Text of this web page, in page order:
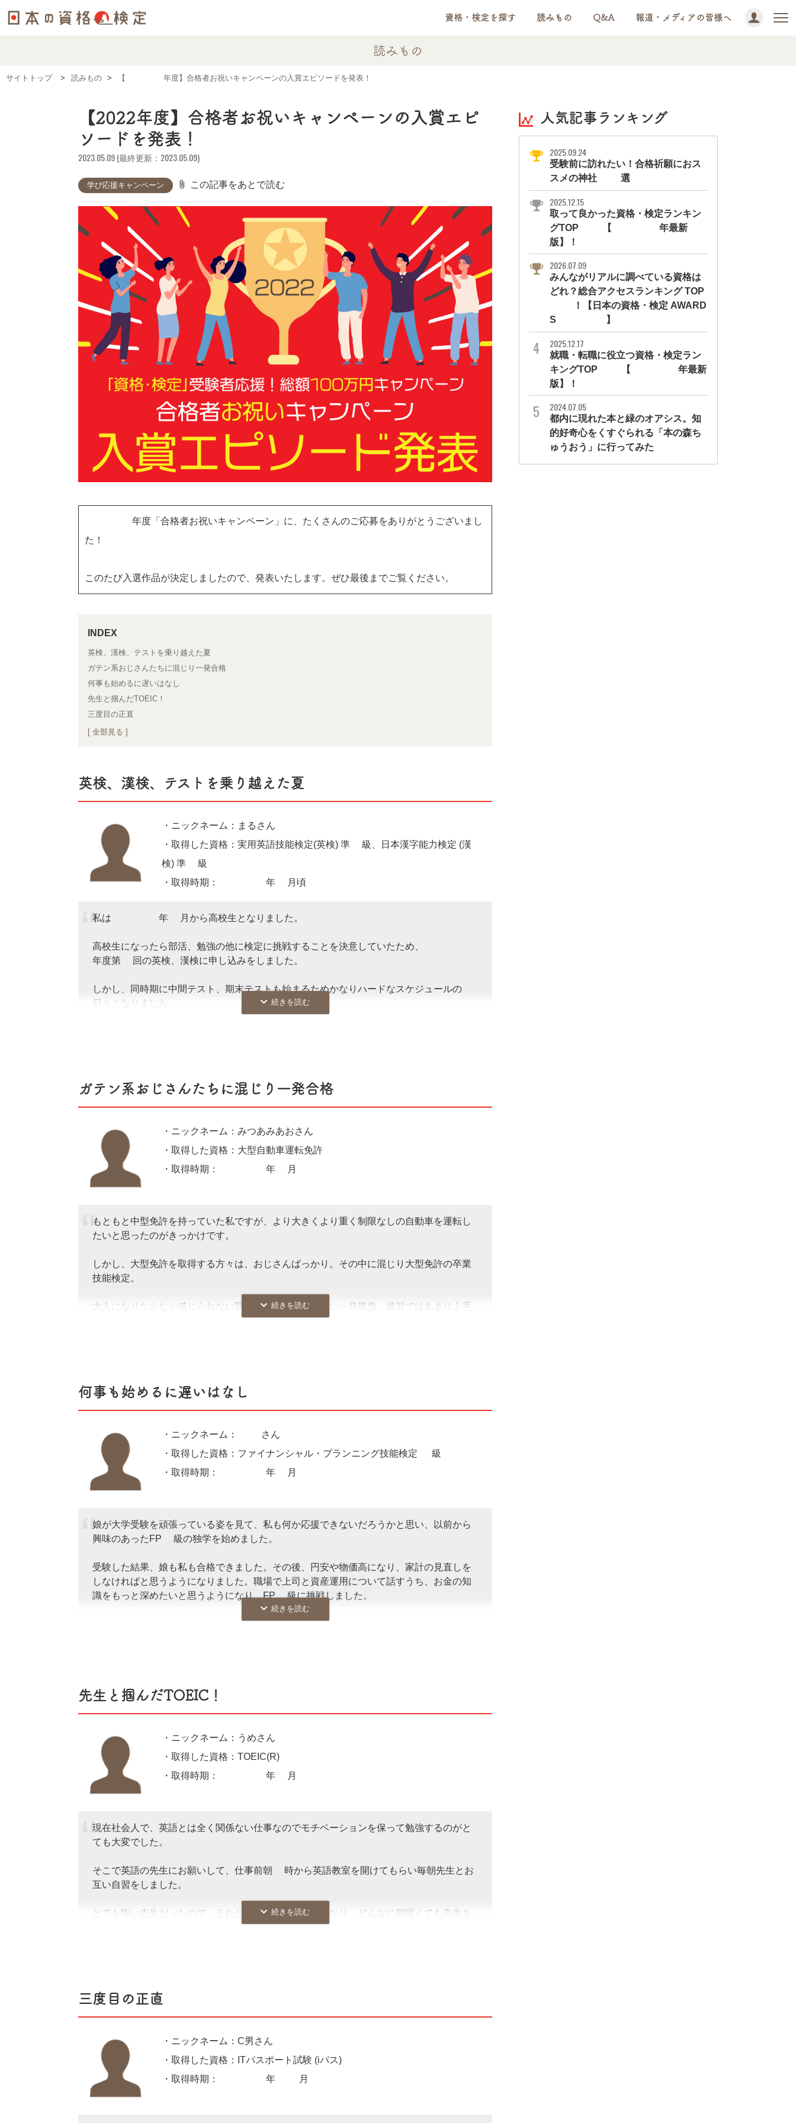
資格・検定を探す 読みもの Q&A 報道・メディアの皆様へ
読みもの
サイトトップ 読みもの 【2022年度】合格者お祝いキャンペーンの入賞エピソードを発表！
【2022年度】合格者お祝いキャンペーンの入賞エピ
ソードを発表！
2023.05.09 (最終更新：2023.05.09)
学び応援キャンペーン attach_file この記事をあとで読む
2022年度「合格者お祝いキャンペーン」に、たくさんのご応募をありがとうございまし
た！
このたび入選作品が決定しましたので、発表いたします。ぜひ最後までご覧ください。
英検、漢検、テストを乗り越えた夏
ガテン系おじさんたちに混じり一発合格
何事も始めるに遅いはなし
先生と掴んだTOEIC！
三度目の正直
[ 全部見る ]
英検、漢検、テストを乗り越えた夏
・ニックネーム：まるさん
・取得した資格：実用英語技能検定(英検) 準2級、日本漢字能力検定 (漢
検) 準2級
・取得時期：2022年6月頃
私は2022年4月から高校生となりました。
高校生になったら部活、勉強の他に検定に挑戦することを決意していたため、2022
年度第1回の英検、漢検に申し込みをしました。
しかし、同時期に中間テスト、期末テストも始まるためかなりハードなスケジュールの
日々となりました。
私はバスケ部に入っているため、6時に起床し弁当を作り、電車の中で勉強をして、2
我が家は借金もあり貧しいため、奨学生として高校に入学したので定期テストでも手を抜
くことはできず、検定の受験料を無駄にしたくないという気持ちからも、かなりのプレッ
シャーと焦りがありました。
しかし、この日々を乗り越えられたのは、参考書を買ってくれた母と、離婚したため一緒
の底から思います。
410人中12位、期末テストではクラス1位、学年5位、内申点3位の成績を収め
ることができました。
私は常に向上心を持ち、努力をすることをやめない人生にしたいと考えているので、11
月頃には漢検2級取得、年始には英検2級取得を目標として今勉強を頑張っています。
ガテン系おじさんたちに混じり一発合格
・ニックネーム：みつあみあおさん
・取得した資格：大型自動車運転免許
・取得時期：2022年9月
もともと中型免許を持っていた私ですが、より大きくより重く制限なしの自動車を運転し
たいと思ったのがきっかけです。
しかし、大型免許を取得する方々は、おじさんばっかり。その中に混じり大型免許の卒業
技能検定。
大人になりなかなか感じられない緊張感とミスが出来ない一発勝負。練習ではあまり上手
くなかった縦列駐車も完璧に駐車でき、最大の集中が出来ました。
仕事フルタイムの3人の子どもをワンオペで育児し、勿論家事も……。
そんなの私の職業は保育士です。
何事も始めるに遅いはなし
・ニックネーム：47さん
・取得した資格：ファイナンシャル・プランニング技能検定 2級
・取得時期：2022年9月
娘が大学受験を頑張っている姿を見て、私も何か応援できないだろうかと思い、以前から
興味のあったFP3級の独学を始めました。
受験した結果、娘も私も合格できました。その後、円安や物価高になり、家計の見直しを
しなければと思うようになりました。職場で上司と資産運用について話すうち、お金の知
識をもっと深めたいと思うようになり、FP2級に挑戦しました。
仕事から帰宅後、夕飯と家事を済ませたら毎日コツコツ、休日も時間を見つけては勉強を
資格取得は条件に制限がない限り、誰でもいつでも挑戦は可能です。やる気さえあれば努
力次第で道は切り開けます。資格取得を通じ、人生設計が大きく変わりました。コロナ禍
や老後が不安な日々でしたが、将来の展望が明るく楽しみになりました。
先生と掴んだTOEIC！
・ニックネーム：うめさん
・取得した資格：TOEIC(R)
・取得時期：2022年8月
現在社会人で、英語とは全く関係ない仕事なのでモチベーションを保って勉強するのがと
ても大変でした。
そこで英語の先生にお願いして、仕事前朝6時から英語教室を開けてもらい毎朝先生とお
互い自習をしました。
とても怖い先生だったので、それが逆にプレッシャーになり、どんなに朝眠くても先生を
裏切るわけにはいかない！と自分を奮い立たせて継続することができました。
現在は英検一級目指して頑張っています！
三度目の正直
・ニックネーム：C男さん
・取得した資格：ITパスポート試験 (iパス)
・取得時期：2022年12月
人気記事ランキング
2025.09.24
受験前に訪れたい！合格祈願におス
スメの神社11選
2025.12.15
取って良かった資格・検定ランキン
グTOP10【2026年最新
版】！
2026.07.09
みんながリアルに調べている資格は
どれ？総合アクセスランキング TOP
10！【日本の資格・検定 AWARD
S 2026】
2025.12.17
就職・転職に役立つ資格・検定ラン
キングTOP30【2026年最新
版】！
2024.07.05
都内に現れた本と緑のオアシス。知
的好奇心をくすぐられる「本の森ち
ゅうおう」に行ってみた